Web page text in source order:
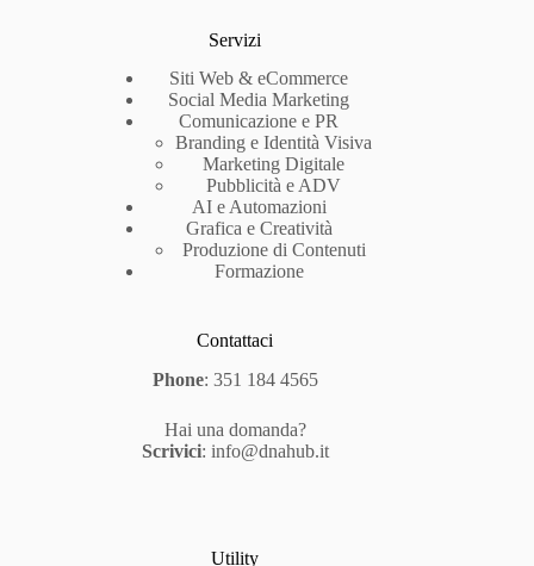
Servizi
Siti Web & eCommerce
Social Media Marketing
Comunicazione e PR
Branding e Identità Visiva
Marketing Digitale
Pubblicità e ADV
AI e Automazioni
Grafica e Creatività
Produzione di Contenuti
Formazione
Contattaci
Phone: 351 184 4565
Hai una domanda?
Scrivici: info@dnahub.it
Utility